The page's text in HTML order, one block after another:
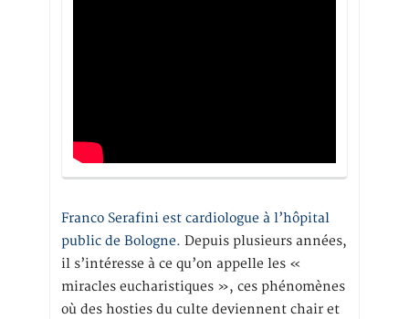
Franco Serafini est cardiologue à l’hôpital
public de Bologne. Depuis plusieurs années,
il s’intéresse à ce qu’on appelle les «
miracles eucharistiques », ces phénomènes
où des hosties du culte deviennent chair et